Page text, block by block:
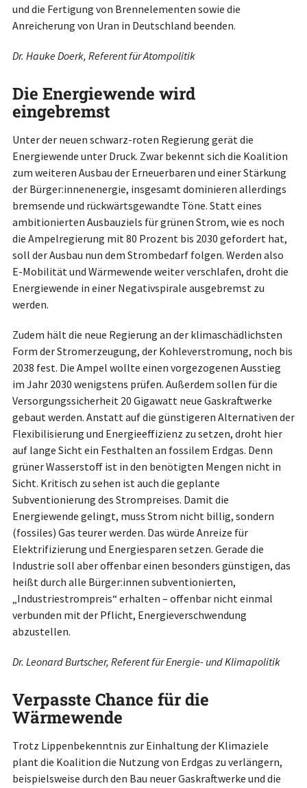
und die Fertigung von Brennelementen sowie die
Anreicherung von Uran in Deutschland beenden.
Dr. Hauke Doerk, Referent für Atompolitik
Die Energiewende wird
eingebremst
Unter der neuen schwarz-roten Regierung gerät die
Energiewende unter Druck. Zwar bekennt sich die Koalition
zum weiteren Ausbau der Erneuerbaren und einer Stärkung
der Bürger:innenenergie, insgesamt dominieren allerdings
bremsende und rückwärtsgewandte Töne. Statt eines
ambitionierten Ausbauziels für grünen Strom, wie es noch
die Ampelregierung mit 80 Prozent bis 2030 gefordert hat,
soll der Ausbau nun dem Strombedarf folgen. Werden also
E-Mobilität und Wärmewende weiter verschlafen, droht die
Energiewende in einer Negativspirale ausgebremst zu
werden.
Zudem hält die neue Regierung an der klimaschädlichsten
Form der Stromerzeugung, der Kohleverstromung, noch bis
2038 fest. Die Ampel wollte einen vorgezogenen Ausstieg
im Jahr 2030 wenigstens prüfen. Außerdem sollen für die
Versorgungssicherheit 20 Gigawatt neue Gaskraftwerke
gebaut werden. Anstatt auf die günstigeren Alternativen der
Flexibilisierung und Energieeffizienz zu setzen, droht hier
auf lange Sicht ein Festhalten an fossilem Erdgas. Denn
grüner Wasserstoff ist in den benötigten Mengen nicht in
Sicht. Kritisch zu sehen ist auch die geplante
Subventionierung des Strompreises. Damit die
Energiewende gelingt, muss Strom nicht billig, sondern
(fossiles) Gas teurer werden. Das würde Anreize für
Elektrifizierung und Energiesparen setzen. Gerade die
Industrie soll aber offenbar einen besonders günstigen, das
heißt durch alle Bürger:innen subventionierten,
„Industriestrompreis“ erhalten – offenbar nicht einmal
verbunden mit der Pflicht, Energieverschwendung
abzustellen.
Dr. Leonard Burtscher, Referent für Energie- und Klimapolitik
Verpasste Chance für die
Wärmewende
Trotz Lippenbekenntnis zur Einhaltung der Klimaziele
plant die Koalition die Nutzung von Erdgas zu verlängern,
beispielsweise durch den Bau neuer Gaskraftwerke und die